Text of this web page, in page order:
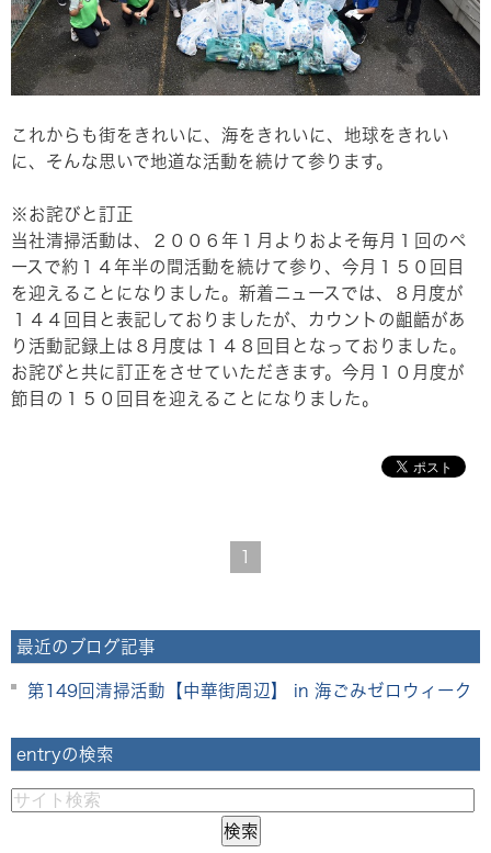
これからも街をきれいに、海をきれいに、地球をきれい
に、そんな思いで地道な活動を続けて参ります。
※お詫びと訂正
当社清掃活動は、２００６年１月よりおよそ毎月１回のペ
ースで約１４年半の間活動を続けて参り、今月１５０回目
を迎えることになりました。新着ニュースでは、８月度が
１４４回目と表記しておりましたが、カウントの齟齬があ
り活動記録上は８月度は１４８回目となっておりました。
お詫びと共に訂正をさせていただきます。今月１０月度が
節目の１５０回目を迎えることになりました。
1
最近のブログ記事
第149回清掃活動【中華街周辺】 in 海ごみゼロウィーク
entryの検索